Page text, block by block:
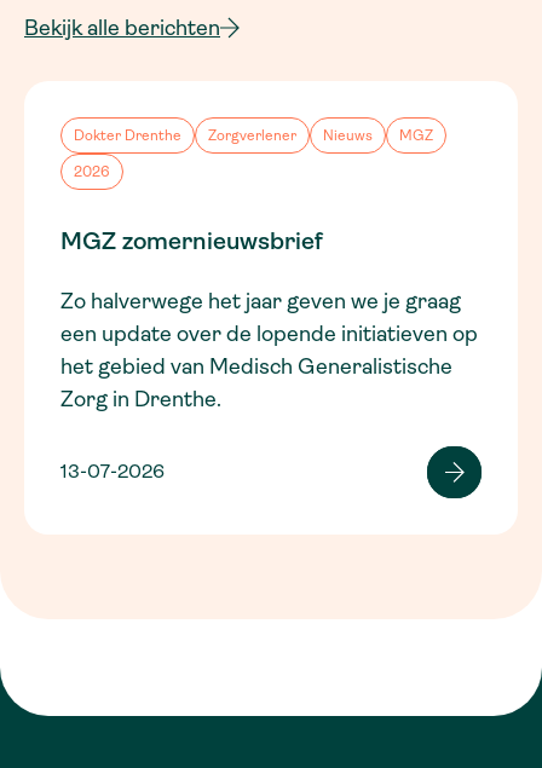
Bekijk alle berichten
Dokter Drenthe Zorgverlener Nieuws MGZ
2026
MGZ zomernieuwsbrief
Zo halverwege het jaar geven we je graag
een update over de lopende initiatieven op
het gebied van Medisch Generalistische
Zorg in Drenthe.
13-07-2026